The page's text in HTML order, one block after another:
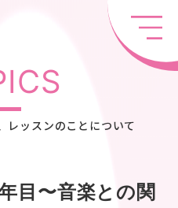
レッスンのことについて
目〜音楽との関